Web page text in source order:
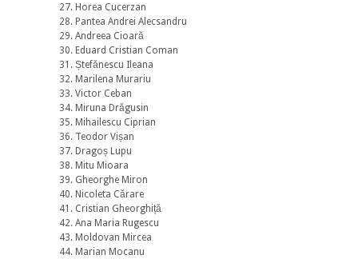
27. Horea Cucerzan
28. Pantea Andrei Alecsandru
29. Andreea Cioară
30. Eduard Cristian Coman
31. Ștefănescu Ileana
32. Marilena Murariu
33. Victor Ceban
34. Miruna Drăgusin
35. Mihailescu Ciprian
36. Teodor Vișan
37. Dragoș Lupu
38. Mitu Mioara
39. Gheorghe Miron
40. Nicoleta Cărare
41. Cristian Gheorghiță
42. Ana Maria Rugescu
43. Moldovan Mircea
44. Marian Mocanu